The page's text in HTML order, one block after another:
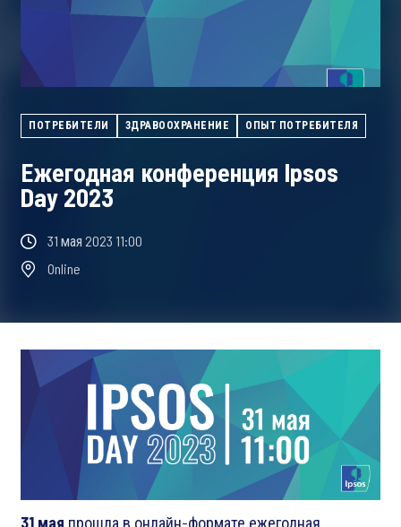
ПОТРЕБИТЕЛИ ЗДРАВООХРАНЕНИЕ ОПЫТ ПОТРЕБИТЕЛЯ
Ежегодная конференция Ipsos
Day 2023
31 мая 2023 11:00
Online
31 мая прошла в онлайн-формате ежегодная